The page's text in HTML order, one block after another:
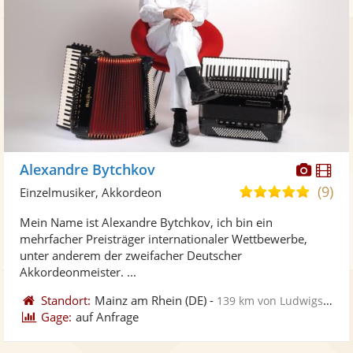
Alexandre Bytchkov
5,0(9)
Einzelmusiker, Akkordeon
Mein Name ist Alexandre Bytchkov, ich bin ein
mehrfacher Preisträger internationaler Wettbewerbe,
unter anderem der zweifacher Deutscher
Akkordeonmeister. ...
Standort: Mainz am Rhein (DE) - 139 km von Ludwigsburg
Gage: auf Anfrage